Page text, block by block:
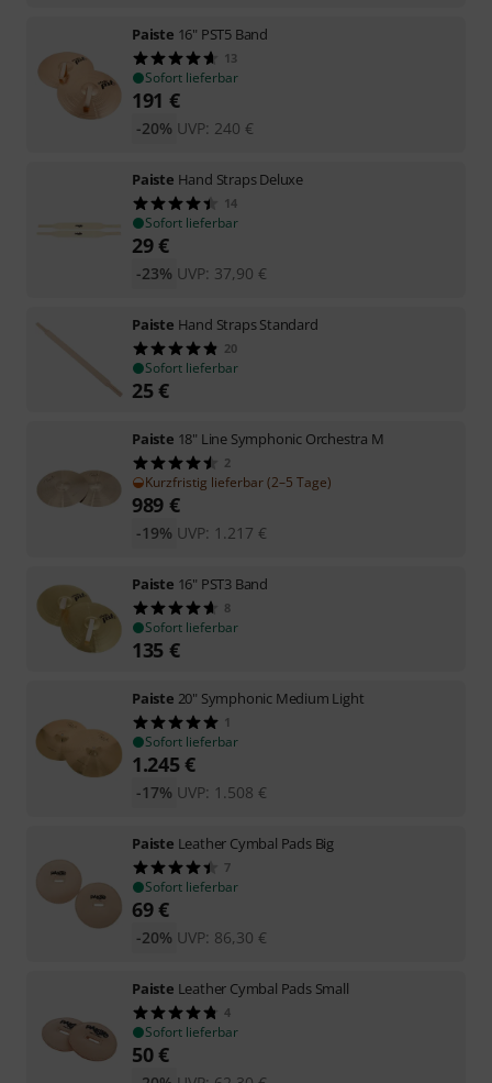
Paiste 16" PST5 Band
13
Sofort lieferbar
191 €
UVP: 240 €
-20%
Paiste Hand Straps Deluxe
14
Sofort lieferbar
29€
UVP: 37,90 €
-23%
Paiste Hand Straps Standard
20
Sofort lieferbar
25€
Paiste 18" Line Symphonic Orchestra M
2
Kurzfristig lieferbar (2–5 Tage)
989 €
UVP: 1.217 €
-19%
Paiste 16" PST3 Band
8
Sofort lieferbar
135 €
Paiste 20" Symphonic Medium Light
1
Sofort lieferbar
1.245€
UVP: 1.508 €
-17%
Paiste Leather Cymbal Pads Big
7
Sofort lieferbar
69€
UVP: 86,30 €
-20%
Paiste Leather Cymbal Pads Small
4
Sofort lieferbar
50€